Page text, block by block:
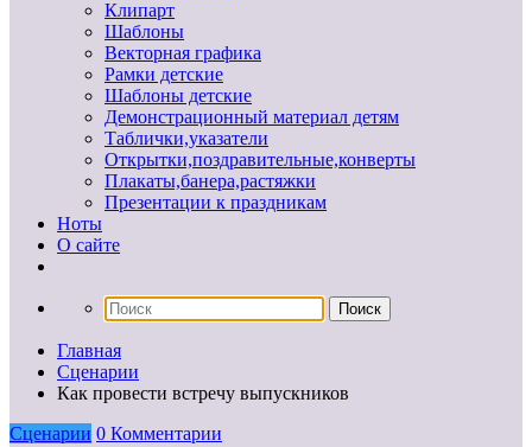
Клипарт
Шаблоны
Векторная графика
Рамки детские
Шаблоны детские
Демонстрационный материал детям
Таблички,указатели
Открытки,поздравительные,конверты
Плакаты,банера,растяжки
Презентации к праздникам
Ноты
О сайте
Главная
Сценарии
Как провести встречу выпускников
Сценарии 0 Комментарии